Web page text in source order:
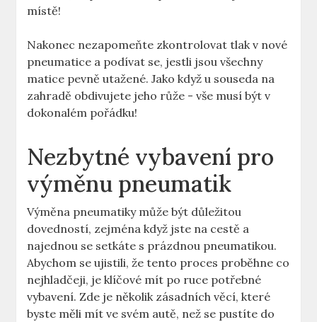
místě!
Nakonec ‌nezapomeňte zkontrolovat tlak ​v nové
pneumatice a‍ podívat ⁤se,‌ jestli ⁢jsou všechny
matice pevně utažené.⁢ Jako když ⁢u‌ souseda na ​
zahradě obdivujete⁣ jeho růže -⁤ vše⁣ musí ‍být v⁤
dokonalém pořádku!
Nezbytné vybavení pro
výměnu pneumatik
Výměna pneumatiky ⁣může být důležitou
dovedností, zejména když jste na cestě a
najednou se⁣ setkáte s‌ prázdnou pneumatikou.
Abychom se ujistili, že tento proces proběhne co
⁢nejhladčeji, je klíčové mít po ruce potřebné‌
vybavení.⁣ Zde je několik zásadních ⁣věcí, které
byste měli mít ve svém⁣ autě, než se⁤ pustíte ⁤do